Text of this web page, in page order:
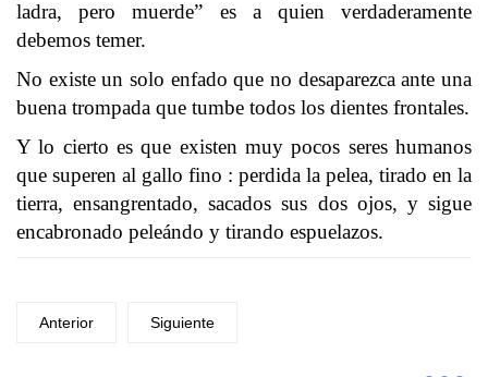
ladra, pero muerde” es a quien verdaderamente
debemos temer.
No existe un solo enfado que no desaparezca ante una
buena trompada que tumbe todos los dientes frontales.
Y lo cierto es que existen muy pocos seres humanos
que superen al gallo fino : perdida la pelea, tirado en la
tierra, ensangrentado, sacados sus dos ojos, y sigue
encabronado peleándo y tirando espuelazos.
Anterior Siguiente